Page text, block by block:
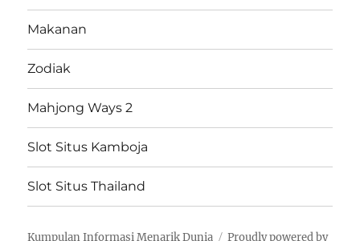
Makanan
Zodiak
Mahjong Ways 2
Slot Situs Kamboja
Slot Situs Thailand
Kumpulan Informasi Menarik Dunia Proudly powered by